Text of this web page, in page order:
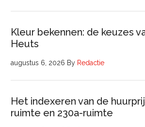
Kleur bekennen: de keuzes
Heuts
augustus 6, 2026 By Redactie
Het indexeren van de
ruimte en 230a-ruimte